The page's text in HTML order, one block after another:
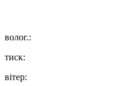
волог.:
тиск:
вітер: